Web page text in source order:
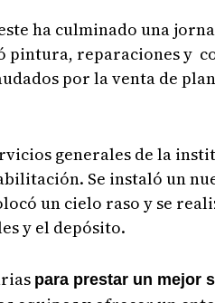
ha culminado una
pintura, reparaciones y
por la venta de
generales de la
Se instaló un
un cielo raso y se
y el depósito.
para prestar un mejor